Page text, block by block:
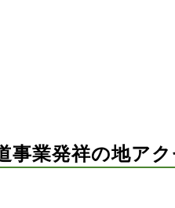
事業発祥の地ア